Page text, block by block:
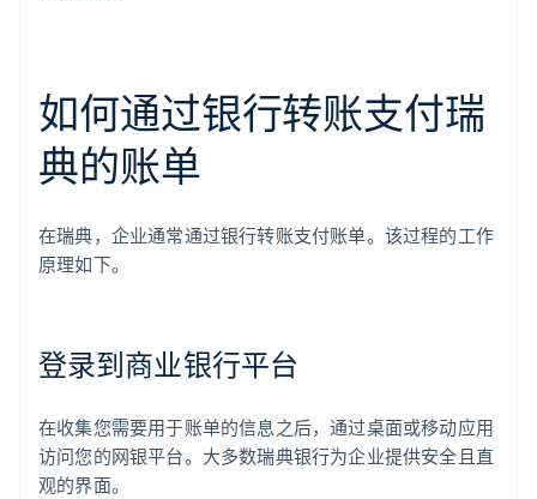
如何通过银行转账支付瑞
典的账单
在瑞典，企业通常通过银行转账支付账单。该过程的工作
原理如下。
登录到商业银行平台
在收集您需要用于账单的信息之后，通过桌面或移动应用
访问您的网银平台。大多数瑞典银行为企业提供安全且直
观的界面。